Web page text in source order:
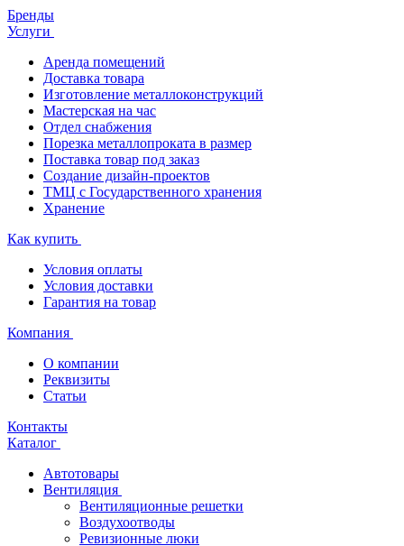
Бренды
Услуги
Аренда помещений
Доставка товара
Изготовление металлоконструкций
Мастерская на час
Отдел снабжения
Порезка металлопроката в размер
Поставка товар под заказ
Создание дизайн-проектов
ТМЦ с Государственного хранения
Хранение
Как купить
Условия оплаты
Условия доставки
Гарантия на товар
Компания
О компании
Реквизиты
Статьи
Контакты
Каталог
Автотовары
Вентиляция
Вентиляционные решетки
Воздухоотводы
Ревизионные люки